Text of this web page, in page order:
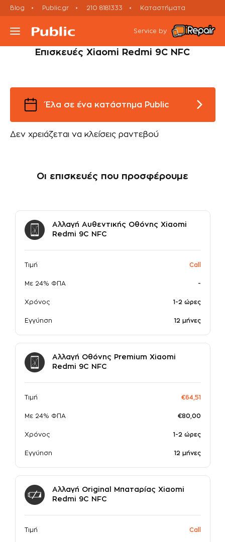
Blog Public.gr 210 8181333 Καταστήματα
Μεταχειρισμένες Συσκευές
Ραντεβού Εxpress Επισκευής
Service by
Smartphone Εκτός εγγύησης Xiaomi Repairs
Επισκευές Xiaomi Redmi 9C NFC
Έλα σε ένα κατάστημα Public
Δεν χρειάζεται να κλείσεις ραντεβού
Οι επισκευές που προσφέρουμε
Αλλαγή Αυθεντικής Οθόνης Xiaomi
Redmi 9C NFC
Τιμή Call
Με 24% ΦΠΑ -
Χρόνος 1-2 ώρες
Εγγύηση 12 μήνες
Αλλαγή Οθόνης Premium Xiaomi
Redmi 9C NFC
Τιμή €64,51
Με 24% ΦΠΑ €80,00
Χρόνος 1-2 ώρες
Εγγύηση 12 μήνες
Αλλαγή Original Μπαταρίας Xiaomi
Redmi 9C NFC
Τιμή Call